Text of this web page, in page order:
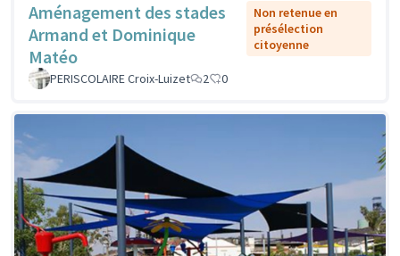
Aménagement des stades
Armand et Dominique
Matéo
Non retenue en
présélection
citoyenne
PERISCOLAIRE Croix-Luizet 2 0